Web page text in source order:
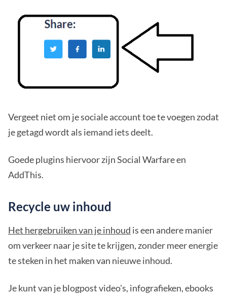
Vergeet niet om je sociale account toe te voegen zodat
je getagd wordt als iemand iets deelt.
Goede plugins hiervoor zijn Social Warfare en
AddThis.
Recycle uw inhoud
Het hergebruiken van je inhoud is een andere manier
om verkeer naar je site te krijgen, zonder meer energie
te steken in het maken van nieuwe inhoud.
Je kunt van je blogpost video's, infografieken, ebooks